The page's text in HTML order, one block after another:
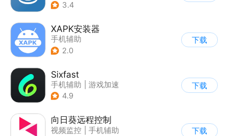
3.4
XAPK安装器
手机辅助
2.0
下载
Sixfast
手机辅助
游戏加速
4.9
下载
向日葵远程控制
视频监控
手机辅助
下载